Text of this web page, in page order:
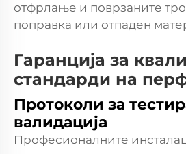
отфрлање и поврзаните
поправка или отпаден
Гаранција за
стандарди на
Протоколи за
валидација
Професионалните